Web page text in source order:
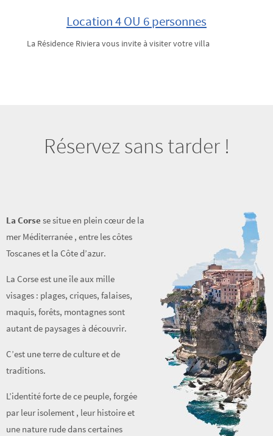
Location 4 OU 6 personnes
La Résidence Riviera vous invite à visiter votre villa
Réservez sans tarder !
La Corsese situe en plein cœur de la
mer Méditerranée , entre les côtes
Toscanes et la Côte d’azur.
La Corse est une île aux mille
visages : plages, criques, falaises,
maquis, forêts, montagnes sont
autant de paysages à découvrir.
C’est une terre de culture et de
traditions.
L’identité forte de ce peuple, forgée
par leur isolement , leur histoire et
une nature rude dans certaines